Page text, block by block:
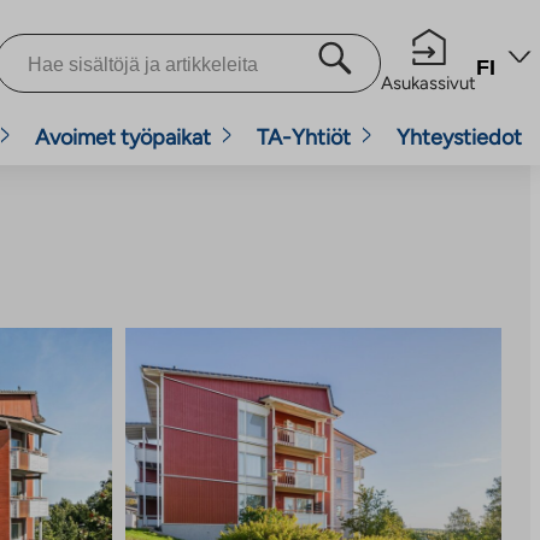
Asukassivut
FI
Avoimet työpaikat TA-Yhtiöt Yhteystiedot